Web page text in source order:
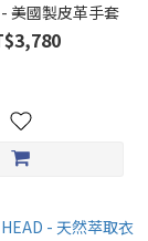
美國製皮革手套